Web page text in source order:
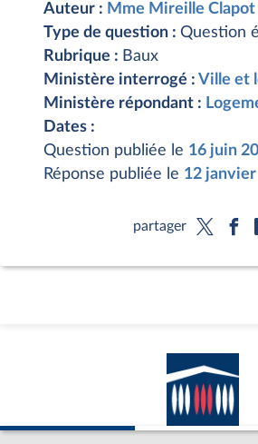
Auteur : Mme Mireille Clapot
Type de question : Question
Rubrique : Baux
Ministère interrogé : Ville et
Ministère répondant :
Dates :
Question publiée le 16 juin
Réponse publiée le 12
partager